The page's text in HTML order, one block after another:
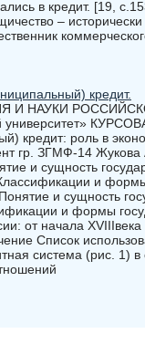
в кредит. [19,
–
кредит.
И НАУКИ
университет»
кредит: роль в
гр. ЗГМФ-14
и сущность
и
и сущность
и формы
от начала
Список
система (рис. 1)